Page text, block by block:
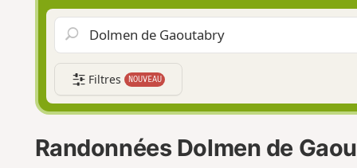
Filtres NOUVEAU
Randonnées Dolmen de